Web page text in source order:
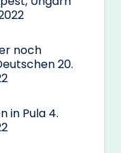
noch
20.
in Pula 4.